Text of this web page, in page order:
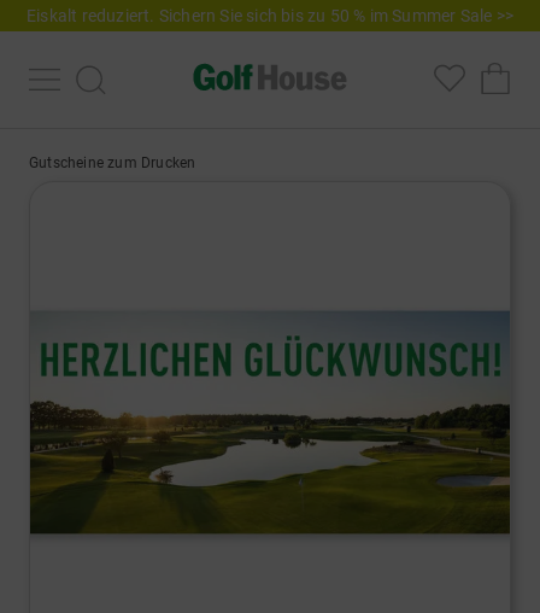
Eiskalt reduziert. Sichern Sie sich bis zu 50 % im Summer Sale >>
Gutscheine zum Drucken